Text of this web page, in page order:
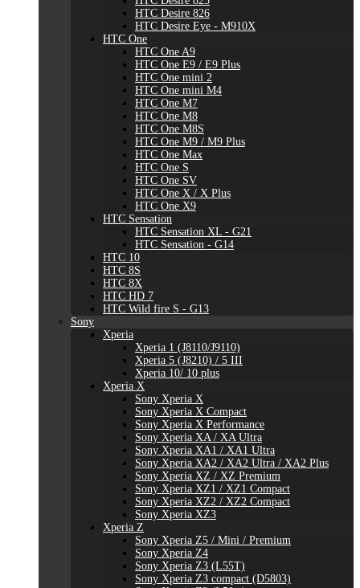
HTC Desire 826
HTC Desire Eye - M910X
HTC One
HTC One A9
HTC One E9 / E9 Plus
HTC One mini 2
HTC One mini M4
HTC One M7
HTC One M8
HTC One M8S
HTC One M9 / M9 Plus
HTC One Max
HTC One S
HTC One SV
HTC One X / X Plus
HTC One X9
HTC Sensation
HTC Sensation XL - G21
HTC Sensation - G14
HTC 10
HTC 8S
HTC 8X
HTC HD 7
HTC Wild fire S - G13
Sony
Xperia
Xperia 1 (J8110/J9110)
Xperia 5 (J8210) / 5 III
Xperia 10/ 10 plus
Xperia X
Sony Xperia X
Sony Xperia X Compact
Sony Xperia X Performance
Sony Xperia XA / XA Ultra
Sony Xperia XA1 / XA1 Ultra
Sony Xperia XA2 / XA2 Ultra / XA2 Plus
Sony Xperia XZ / XZ Premium
Sony Xperia XZ1 / XZ1 Compact
Sony Xperia XZ2 / XZ2 Compact
Sony Xperia XZ3
Xperia Z
Sony Xperia Z5 / Mini / Premium
Sony Xperia Z4
Sony Xperia Z3 (L55T)
Sony Xperia Z3 compact (D5803)